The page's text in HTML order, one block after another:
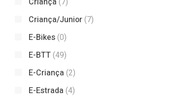
Criança/Junior(7)
E-Bikes(0)
E-BTT(49)
E-Criança (2)
E-Estrada (4)